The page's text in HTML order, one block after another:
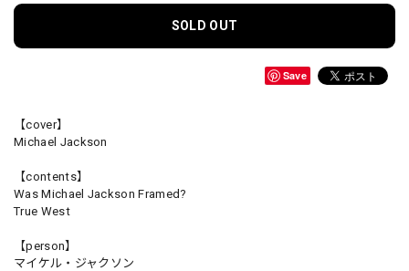
SOLD OUT
Save
【cover】
Michael Jackson
【contents】
Was Michael Jackson Framed?
True West
【person】
マイケル・ジャクソン